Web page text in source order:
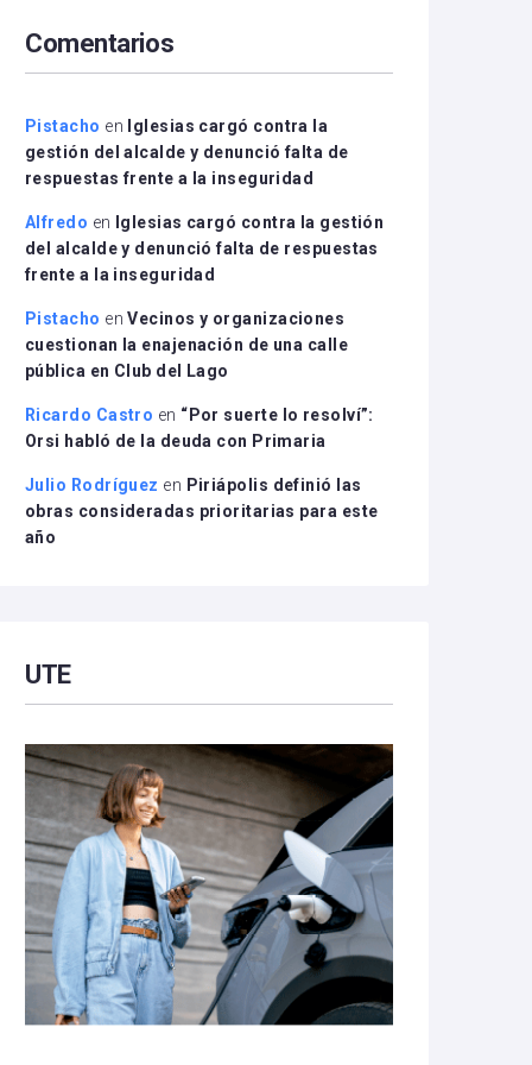
disminuir
el
Comentarios
Pistacho en
Iglesias cargó contra la
gestión del alcalde y denunció falta de
respuestas frente a la inseguridad
Alfredo en
Iglesias cargó contra la gestión
del alcalde y denunció falta de respuestas
frente a la inseguridad
Pistacho enVecinos y organizaciones
cuestionan la enajenación de una calle
pública en Club del Lago
Ricardo Castro en “Por suerte lo resolví”:
Orsi habló de la deuda con Primaria
Julio Rodríguez en Piriápolis definió las
obras consideradas prioritarias para este
año
UTE